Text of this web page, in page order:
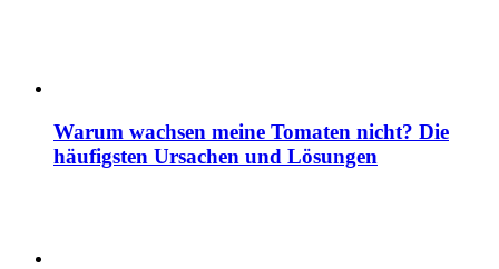
Warum wachsen meine Tomaten nicht? Die
häufigsten Ursachen und Lösungen